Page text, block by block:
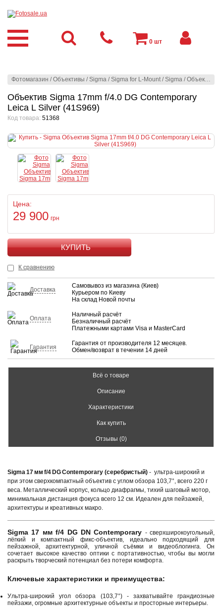
Фотомагазин /Объективы /Sigma /Sigma for L-Mount /Sigma /Объектив Sigma 17mm f/4.0 DG Contemporary Leica L Silver (41S969)
Объектив Sigma 17mm f/4.0 DG Contemporary
Leica L Silver (41S969)
Код товара: 51368
Цена:
29 900 грн
КУПИТЬ
К сравнению
Доставка
Самовывоз из магазина (Киев)
Курьером по Киеву
На склад Новой почты
Оплата
Наличный расчёт
Безналичный расчёт
Платежными картами Visa и MasterCard
Гарантия
Гарантия от производителя 12 месяцев.
Обмен/возврат в течении 14 дней
Всё о товаре
Описание
Характеристики
Как купить
Отзывы (0)
Sigma 17 мм f/4 DG Contemporary (серебристый) - ультра-широкий и
при этом сверхкомпактный объектив с углом обзора 103,7°, всего 220 г
веса. Металлический корпус, кольцо диафрагмы, тихий шаговый мотор,
минимальная дистанция фокуса всего 12 см. Идеален для пейзажей,
архитектуры и креативных макро.
Sigma 17 мм f/4 DG DN Contemporary - сверхширокоугольный,
лёгкий и компактный фикс-объектив, идеально подходящий для
пейзажной, архитектурной, уличной съёмки и видеоблогинга. Он
сочетает высокое качество оптики с портативностью, чтобы вы могли
раскрыть творческий потенциал без потери комфорта.
Ключевые характеристики и преимущества:
Ультра-широкий угол обзора (103,7°) - захватывайте грандиозные
пейзажи, огромные архитектурные объекты и просторные интерьеры.
0 шт